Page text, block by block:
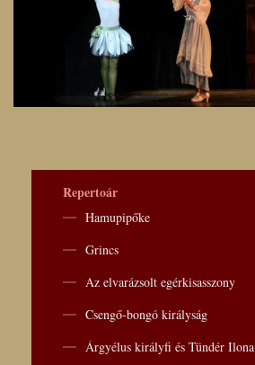
Repertoár
Hamupipőke
Grincs
Az elvarázsolt egérkisasszony
Csengő-bongó királyság
Árgyélus királyfi és Tündér Ilona